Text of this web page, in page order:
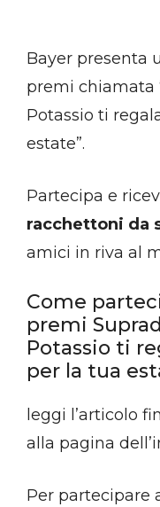
Bayer presenta
premi chiamata
Potassio ti
estate”.
Partecipa e
racchettoni da
amici in riva al
Come
premi
Potassio ti
per la tua
leggi l’articolo
alla pagina
Per partecipare